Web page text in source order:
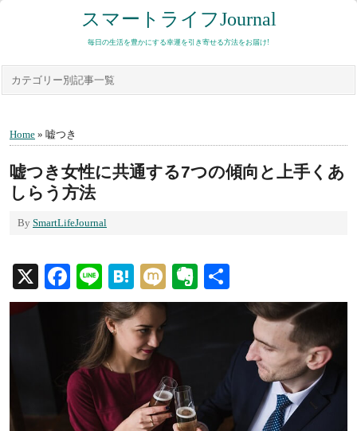
スマートライフJournal
毎日の生活を豊かにする幸運を引き寄せる方法をお届け!
カテゴリー別記事一覧
Home » 嘘つき
嘘つき女性に共通する7つの傾向と上手くあ
しらう方法
By SmartLifeJournal
X Facebook
LineHatenaMixiEvernote
有